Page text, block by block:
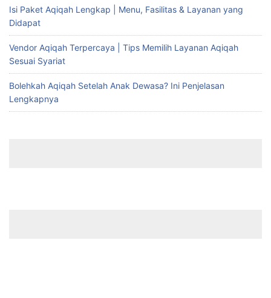
Isi Paket Aqiqah Lengkap | Menu, Fasilitas & Layanan yang
Didapat
Vendor Aqiqah Terpercaya | Tips Memilih Layanan Aqiqah
Sesuai Syariat
Bolehkah Aqiqah Setelah Anak Dewasa? Ini Penjelasan
Lengkapnya